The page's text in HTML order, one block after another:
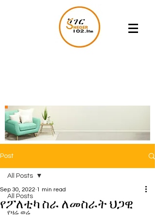
Post
All Posts
የዛሬ ወሬ
All Posts
የፖለቲካ ስራ ለመስራት ህጋዊ
Sep 30, 2022 1 min read